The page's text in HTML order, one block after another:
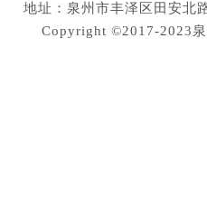
地址：泉州市丰泽区田安北
Copyright ©2017-2023